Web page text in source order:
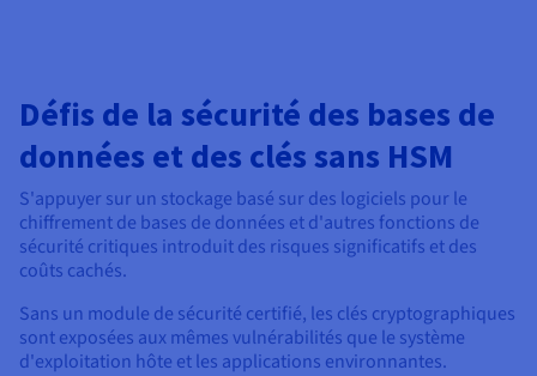
Défis de la sécurité des bases de
données et des clés sans HSM
S'appuyer sur un stockage basé sur des logiciels pour le
chiffrement de bases de données et d'autres fonctions de
sécurité critiques introduit des risques significatifs et des
coûts cachés.
Sans un module de sécurité certifié, les clés cryptographiques
sont exposées aux mêmes vulnérabilités que le système
d'exploitation hôte et les applications environnantes.